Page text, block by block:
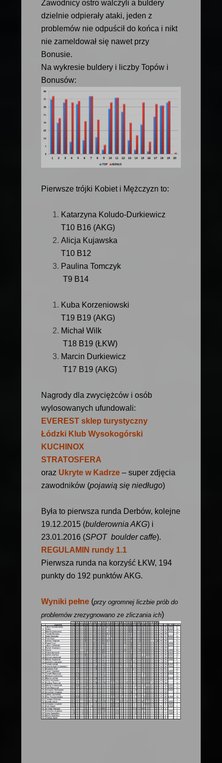
Zawodnicy ostro walczyli a buldery
dzielnie odpierały ataki, jeden z
problemów nie odpuścił do końca i nikt
nie zameldował się nawet przy
Bonusie.
Na wykresie buldery i liczby Topów i
Bonusów:
Pierwsze trójki Kobiet i Mężczyzn to:
Katarzyna Koludo-Durkiewicz
T10 B16 (AKG)
Alicja Kujawska
T10 B12
Paulina Tomczyk
T9 B14
Kuba Korzeniowski
T19 B19 (AKG)
Michał Wilk
T18 B19 (ŁKW)
Marcin Durkiewicz
T17 B19 (AKG)
Nagrody dla zwyciężców i osób
wylosowanych ufundowali:
EVEREST sklep turystyczny
Łódzki Klub Wysokogórski
KUCHINOX
STRATOSFERA
oraz Ukryte w Kadrze– super zdjęcia
zawodników (pojawią się niedługo)
Była to pierwsza runda Derbów, kolejne
19.12.2015 (bulderownia AKG) i
23.01.2016 (SPOT boulder caffe).
REGULAMIN rundy 1.1
Pierwsza runda na korzyść ŁKW, 194
punkty do 192 punktów AKG.
Wyniki pełne(przy ogromnej liczbie prób do
problemów zrezygnowano ze zliczania ich)